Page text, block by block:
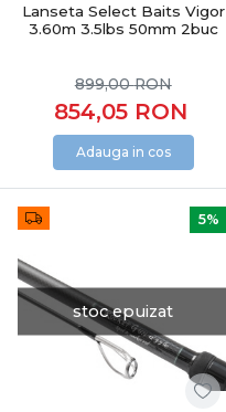
Lanseta Select Baits Vigor
3.60m 3.5lbs 50mm 2buc
854,05 RON
899,00RON
Adauga in cos
stoc epuizat
5%